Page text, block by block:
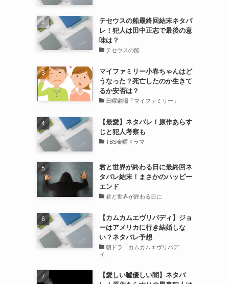
テセウスの船最終回結末ネタバ
レ！犯人は田中正志で最後の意
味は？
テセウスの船
マイファミリー小春ちゃんはど
うなった？死亡したのか生きて
るか安否は？
日曜劇場「マイファミリー」
【最愛】ネタバレ！原作あらす
じと犯人考察も
TBS金曜ドラマ
君と世界が終わる日に最終回ネ
タバレ結末！まさかのハッピー
エンド
君と世界が終わる日に
【カムカムエヴリバディ】ジョ
ーはアメリカに行き結婚しな
い？ネタバレ予想
朝ドラ「カムカムエヴリバデ
ィ」
【愛しい嘘優しい闇】ネタバ